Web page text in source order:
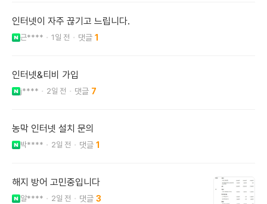
인터넷이 자주 끊기고 느립니다.
근**** 1일 전 1
인터넷&티비 가입
j**** 2일 전 7
농막 인터넷 설치 문의
박**** 2일 전 1
해지 방어 고민중입니다
알**** 2일 전 3